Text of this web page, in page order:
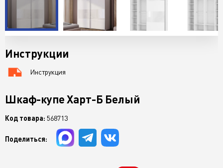
Инструкции
Инструкция
Шкаф-купе Харт-Б Белый
Код товара: 568713
Поделиться: